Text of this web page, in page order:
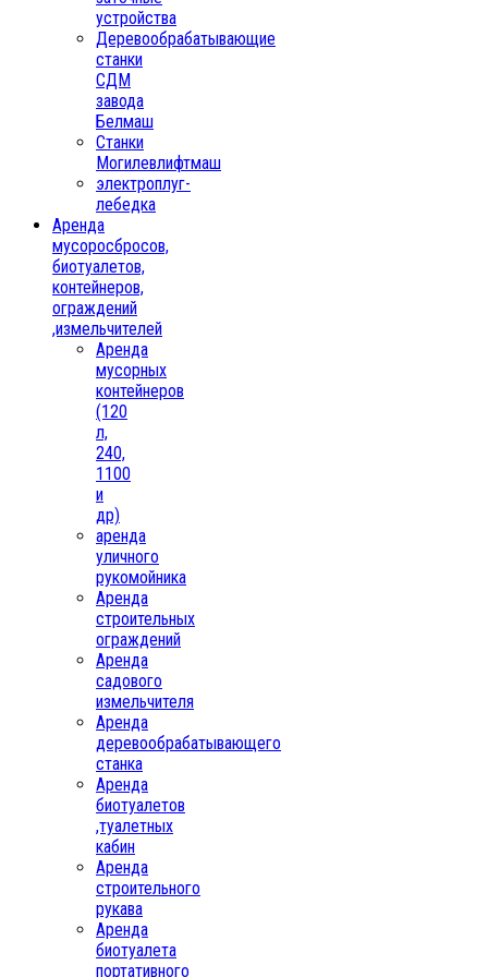
устройства
Деревообрабатывающие
станки
СДМ
завода
Белмаш
Станки
Могилевлифтмаш
электроплуг-
лебедка
Аренда
мусоросбросов,
биотуалетов,
контейнеров,
ограждений
,измельчителей
Аренда
мусорных
контейнеров
(120
л,
240,
1100
и
др)
аренда
уличного
рукомойника
Аренда
строительных
ограждений
Аренда
садового
измельчителя
Аренда
деревообрабатывающего
станка
Аренда
биотуалетов
,туалетных
кабин
Аренда
строительного
рукава
Аренда
биотуалета
портативного